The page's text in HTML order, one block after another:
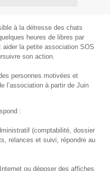
à la détresse des chats
heures de libres par
la petite association SOS
son action.
personnes motivées et
l’association à partir de Juin
:
(comptabilité, dossier
relances et suivi, répondre au
ou déposer des affiches